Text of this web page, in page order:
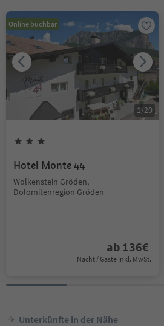
Online buchbar
1/20
Hotel Monte 44
Wolkenstein Gröden,
Dolomitenregion Gröden
ab 136€
Nacht / Gäste Inkl. MwSt.
Unterkünfte in der Nähe